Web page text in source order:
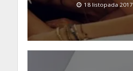
18 listopada 2017